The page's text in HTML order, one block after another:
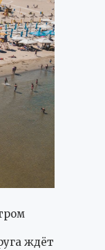
ждёт